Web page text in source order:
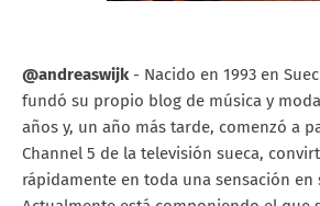
@andreaswijk- Nacido en 1993 en
fundó su propio blog de música y
años y, un año más tarde, comenzó a
Channel 5 de la televisión sueca,
rápidamente en toda una sensación en